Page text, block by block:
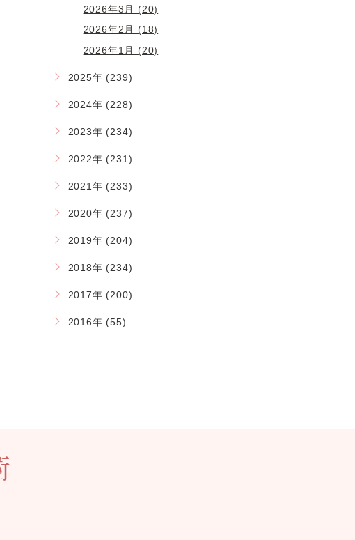
2026年3月 (20)
2026年2月 (18)
2026年1月 (20)
2025年 (239)
2024年 (228)
2023年 (234)
2022年 (231)
2021年 (233)
2020年 (237)
2019年 (204)
2018年 (234)
2017年 (200)
2016年 (55)